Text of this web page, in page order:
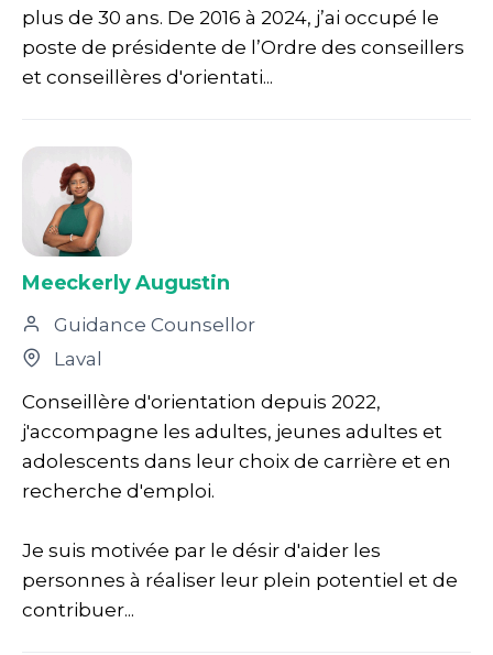
plus de 30 ans. De 2016 à 2024, j’ai occupé le
poste de présidente de l’Ordre des conseillers
et conseillères d'orientati...
Meeckerly Augustin
Guidance Counsellor
Laval
Conseillère d'orientation depuis 2022,
j'accompagne les adultes, jeunes adultes et
adolescents dans leur choix de carrière et en
recherche d'emploi.
Je suis motivée par le désir d'aider les
personnes à réaliser leur plein potentiel et de
contribuer...